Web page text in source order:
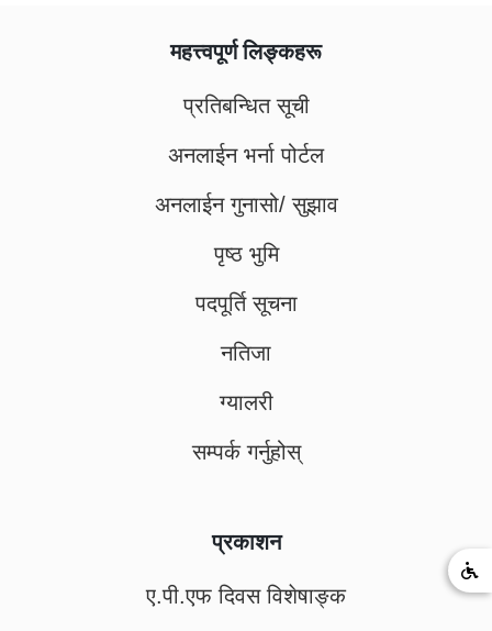
महत्त्वपूर्ण लिङ्कहरू
प्रतिबन्धित सूची
अनलाईन भर्ना पोर्टल
अनलाईन गुनासो/ सुझाव
पृष्ठ भुमि
पदपूर्ति सूचना
नतिजा
ग्यालरी
सम्पर्क गर्नुहोस्
प्रकाशन
ए.पी.एफ दिवस विशेषाङ्क